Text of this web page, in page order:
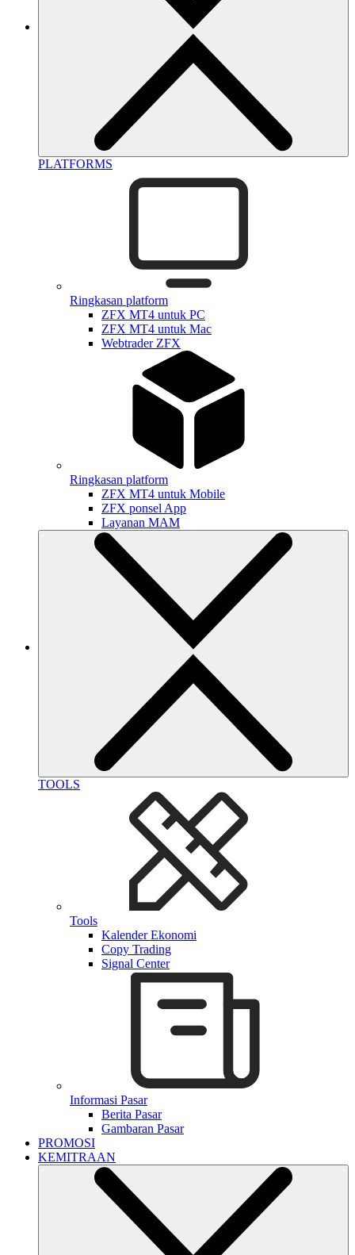
PLATFORMS
Ringkasan platform
ZFX MT4 untuk PC
ZFX MT4 untuk Mac
Webtrader ZFX
Ringkasan platform
ZFX MT4 untuk Mobile
ZFX ponsel App
Layanan MAM
TOOLS
Tools
Kalender Ekonomi
Copy Trading
Signal Center
Informasi Pasar
Berita Pasar
Gambaran Pasar
PROMOSI
KEMITRAAN